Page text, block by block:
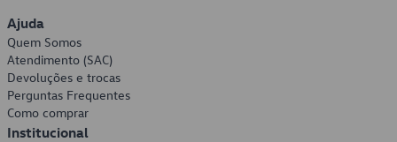
Ajuda
Quem Somos
Atendimento (SAC)
Devoluções e trocas
Perguntas Frequentes
Como comprar
Institucional